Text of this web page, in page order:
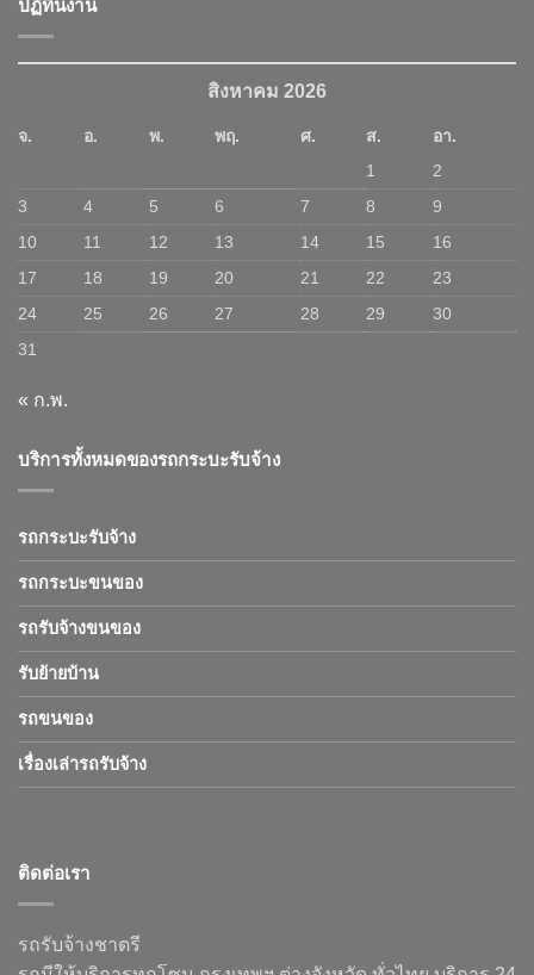
ปฏิทินงาน
สิงหาคม 2026
จ. อ. พ. พฤ. ศ. ส.
อา.
1
2
3
4 5 6 7 8
9
10
11 12 13 14 15
16
17
18 19 20 21 22
23
24
25 26 27 28 29
30
31
« ก.พ.
บริการทั้งหมดของรถกระบะรับจ้าง
รถกระบะรับจ้าง
รถกระบะขนของ
รถรับจ้างขนของ
รับย้ายบ้าน
รถขนของ
เรื่องเล่ารถรับจ้าง
ติดต่อเรา
รถรับจ้างชาตรี